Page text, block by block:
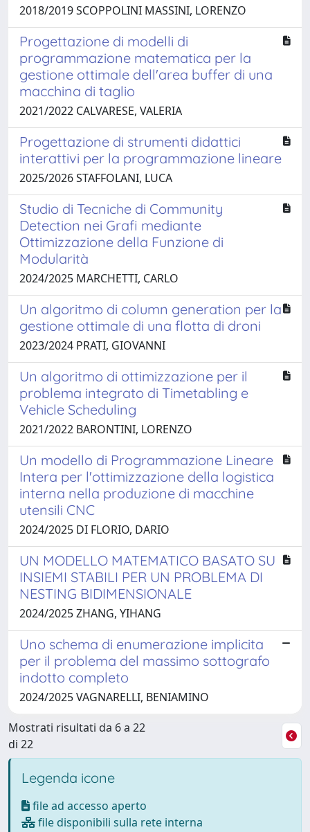
2018/2019 SCOPPOLINI MASSINI, LORENZO
Progettazione di modelli di
programmazione matematica per la
gestione ottimale dell'area buffer di una
macchina di taglio
2021/2022 CALVARESE, VALERIA
Progettazione di strumenti didattici
interattivi per la programmazione lineare
2025/2026 STAFFOLANI, LUCA
Studio di Tecniche di Community
Detection nei Grafi mediante
Ottimizzazione della Funzione di
Modularità
2024/2025 MARCHETTI, CARLO
Un algoritmo di column generation per la
gestione ottimale di una flotta di droni
2023/2024 PRATI, GIOVANNI
Un algoritmo di ottimizzazione per il
problema integrato di Timetabling e
Vehicle Scheduling
2021/2022 BARONTINI, LORENZO
Un modello di Programmazione Lineare
Intera per l'ottimizzazione della logistica
interna nella produzione di macchine
utensili CNC
2024/2025 DI FLORIO, DARIO
UN MODELLO MATEMATICO BASATO SU
INSIEMI STABILI PER UN PROBLEMA DI
NESTING BIDIMENSIONALE
2024/2025 ZHANG, YIHANG
Uno schema di enumerazione implicita
per il problema del massimo sottografo
indotto completo
2024/2025 VAGNARELLI, BENIAMINO
Mostrati risultati da 6 a 22
di 22
Legenda icone
file ad accesso aperto
file disponibili sulla rete interna